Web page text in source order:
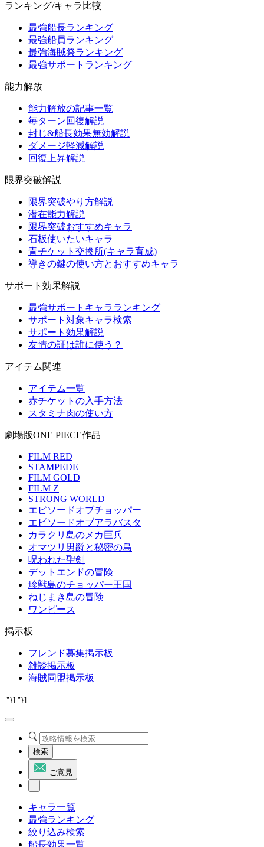
ランキング/キャラ比較
最強船長ランキング
最強船員ランキング
最強海賊祭ランキング
最強サポートランキング
能力解放
能力解放の記事一覧
毎ターン回復解説
封じ&船長効果無効解説
ダメージ軽減解説
回復上昇解説
限界突破解説
限界突破やり方解説
潜在能力解説
限界突破おすすめキャラ
石板使いたいキャラ
青チケット交換所(キャラ育成)
導きの鍵の使い方とおすすめキャラ
サポート効果解説
最強サポートキャラランキング
サポート対象キャラ検索
サポート効果解説
友情の証は誰に使う？
アイテム関連
アイテム一覧
赤チケットの入手方法
スタミナ肉の使い方
劇場版ONE PIECE作品
FILM RED
STAMPEDE
FILM GOLD
FILM Z
STRONG WORLD
エピソードオブチョッパー
エピソードオブアラバスタ
カラクリ島のメカ巨兵
オマツリ男爵と秘密の島
呪われた聖剣
デットエンドの冒険
珍獣島のチョッパー王国
ねじまき島の冒険
ワンピース
掲示板
フレンド募集掲示板
雑談掲示板
海賊同盟掲示板
"}] "}]
検索
ご意見
キャラ一覧
最強ランキング
絞り込み検索
船長効果一覧